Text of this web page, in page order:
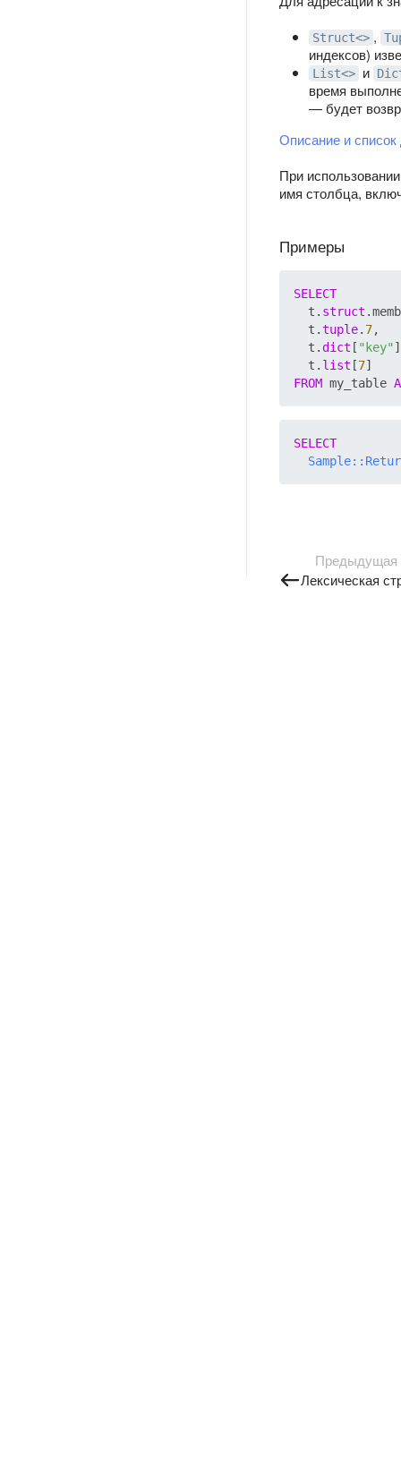
Struct<> ,
индексов)
List<> и
время
— будет
Описание и
При
имя столбца,
Примеры
SELECT
  t.
struct
  t.
tuple. 7,
  t.
dict [ "key"
  t.
list [7
FROM my_table
SELECT
Предыдущая
Лексическая